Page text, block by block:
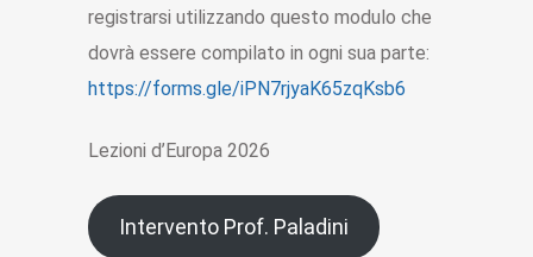
registrarsi utilizzando questo modulo che
dovrà essere compilato in ogni sua parte:
https://forms.gle/iPN7rjyaK65zqKsb6
Lezioni d’Europa 2026
Intervento Prof. Paladini